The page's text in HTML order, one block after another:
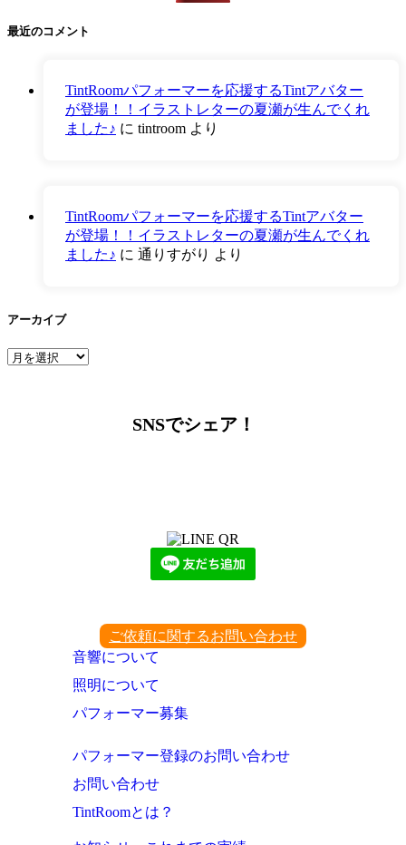
最近のコメント
TintRoomパフォーマーを応援するTintアバター
が登場！！イラストレターの夏瀬が生んでくれ
ました♪ に tintroom より
TintRoomパフォーマーを応援するTintアバター
が登場！！イラストレターの夏瀬が生んでくれ
ました♪ に 通りすがり より
アーカイブ
ア
SNSでシェア！
ご依頼に関するお問い合わせ
音響について
照明について
パフォーマー募集
パフォーマー登録のお問い合わせ
お問い合わせ
TintRoomとは？